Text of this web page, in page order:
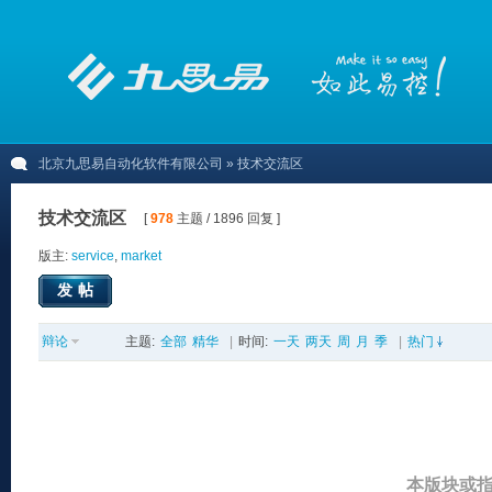
北京九思易自动化软件有限公司 » 技术交流区
技术交流区 [978 主题 / 1896 回复 ]
版主: service, market
发帖
辩论 主题: 全部 精华 时间: 一天 两天 周 月 季 热门
本版块或